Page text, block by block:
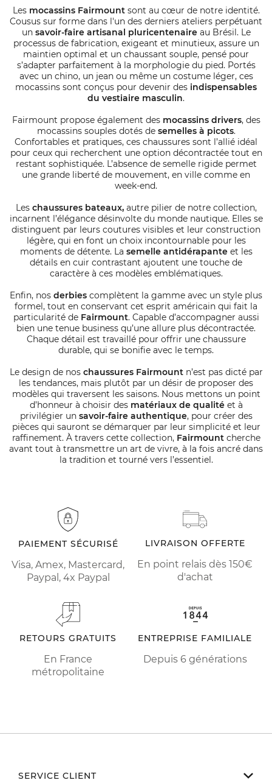
Les mocassins Fairmount sont au cœur de notre identité.
Cousus sur forme dans l'un des derniers ateliers perpétuant
un savoir-faire artisanal pluricentenaire au Brésil. Le
processus de fabrication, exigeant et minutieux, assure un
maintien optimal et un chaussant souple, pensé pour
s’adapter parfaitement à la morphologie du pied. Portés
avec un chino, un jean ou même un costume léger, ces
mocassins sont conçus pour devenir des indispensables
du vestiaire masculin.
Fairmount propose également des mocassins drivers, des
mocassins souples dotés de semelles à picots.
Confortables et pratiques, ces chaussures sont l’allié idéal
pour ceux qui recherchent une option décontractée tout en
restant sophistiquée. L’absence de semelle rigide permet
une grande liberté de mouvement, en ville comme en
week-end.
Les chaussures bateaux,autre pilier de notre collection,
incarnent l’élégance désinvolte du monde nautique. Elles se
distinguent par leurs coutures visibles et leur construction
légère, qui en font un choix incontournable pour les
moments de détente. La semelle antidérapanteet les
détails en cuir contrastant ajoutent une touche de
caractère à ces modèles emblématiques.
Enfin, nos derbies complètent la gamme avec un style plus
formel, tout en conservant cet esprit américain qui fait la
particularité de Fairmount. Capable d’accompagner aussi
bien une tenue business qu’une allure plus décontractée.
Chaque détail est travaillé pour offrir une chaussure
durable, qui se bonifie avec le temps.
Le design de nos chaussures Fairmountn’est pas dicté par
les tendances, mais plutôt par un désir de proposer des
modèles qui traversent les saisons. Nous mettons un point
d’honneur à choisir des matériaux de qualité et à
privilégier un savoir-faire authentique, pour créer des
pièces qui sauront se démarquer par leur simplicité et leur
raffinement. À travers cette collection, Fairmountcherche
avant tout à transmettre un art de vivre, à la fois ancré dans
la tradition et tourné vers l’essentiel.
PAIEMENT SÉCURISÉ
Visa, Amex, Mastercard,
Paypal, 4x Paypal
LIVRAISON OFFERTE
En point relais dès 150€
d'achat
RETOURS GRATUITS
En France
métropolitaine
ENTREPRISE FAMILIALE
Depuis 6 générations
SERVICE CLIENT